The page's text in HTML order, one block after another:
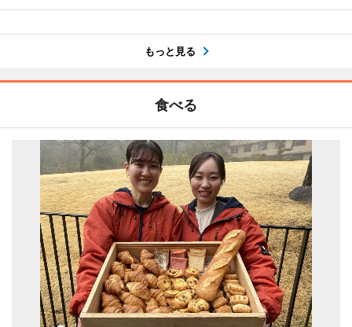
もっと見る
食べる